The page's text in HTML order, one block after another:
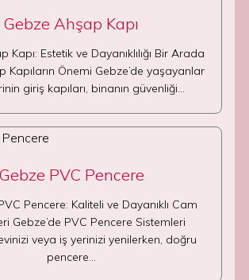
Gebze Ahşap Kapı
Kapı: Estetik ve Dayanıklılığı Bir Arada
Kapıların Önemi Gebze’de yaşayanlar
giriş kapıları, binanın güvenliği…
Gebze PVC Pencere
Pencere: Kaliteli ve Dayanıklı Cam
Gebze’de PVC Pencere Sistemleri
veya iş yerinizi yenilerken, doğru
pencere…